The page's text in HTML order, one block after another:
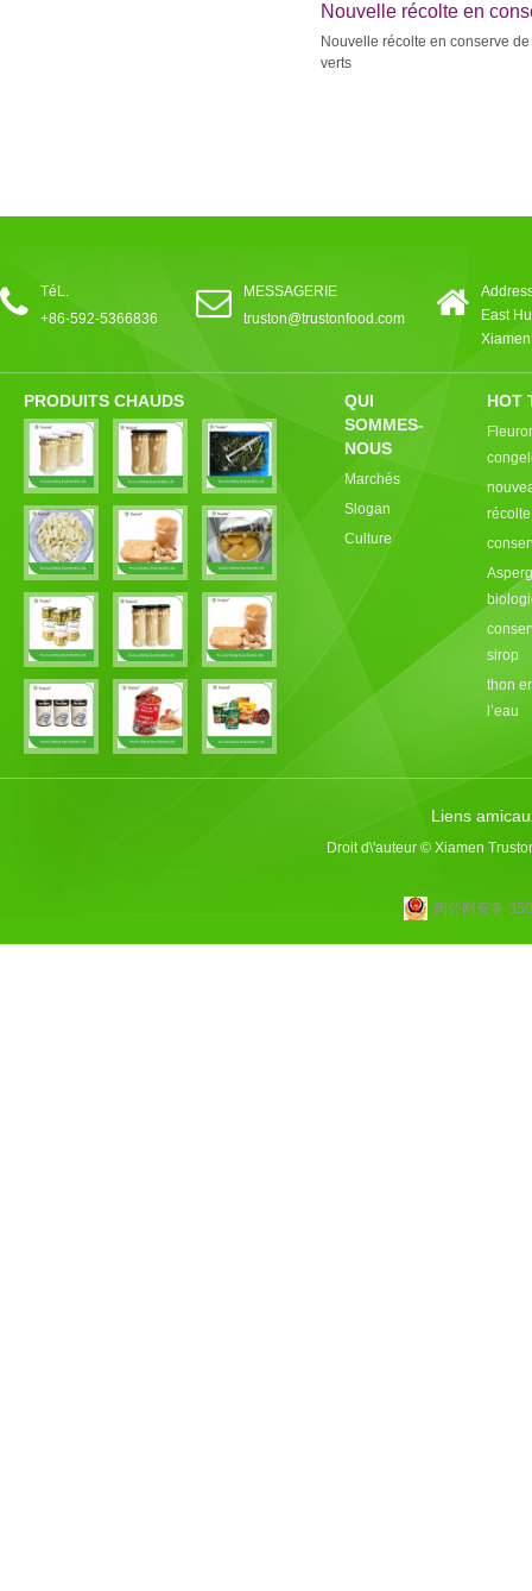
Nouvelle récolte en
de pois verts
Nouvelle récolte en conserve
verts
TéL.
+86-592-5366836
MESSAGERIE
truston@trustonfood.com
East
PRODUITS CHAUDS
QUI
SOMMES-
NOUS
Marchés
Slogan
Culture
HOT
sirop
thon
l’eau
Liens
Droit d\'auteur © Xiamen
闽公网安备